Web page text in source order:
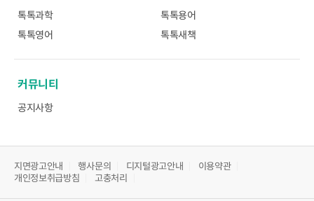
톡톡과학
톡톡용어
톡톡영어
톡톡새책
커뮤니티
공지사항
지면광고안내 행사문의 디지털광고안내
이용약관
개인정보취급방침
고충처리